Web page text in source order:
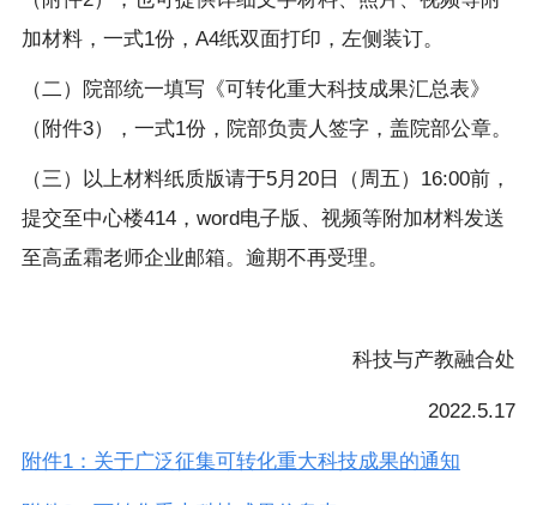
加材料，一式1份，A4纸双面打印，左侧装订。
（二）院部统一填写《可转化重大科技成果汇总表》
（附件3），一式1份，院部负责人签字，盖院部公章。
（三）以上材料纸质版请于5月20日（周五）16:00前，
提交至中心楼414，word电子版、视频等附加材料发送
至高孟霜老师企业邮箱。逾期不再受理。
科技与产教融合处
2022.5.17
附件1：关于广泛征集可转化重大科技成果的通知